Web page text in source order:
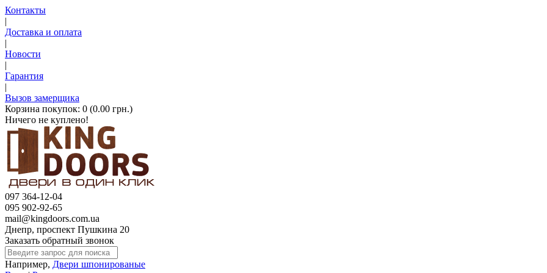
Контакты
|
Доставка и оплата
|
Новости
|
Гарантия
|
Вызов замерщика
Корзина покупок: 0 (0.00 грн.)
Ничего не куплено!
097 364-12-04
095 902-92-65
mail@kingdoors.com.ua
Днепр, проспект Пушкина 20
Заказать обратный звонок
Например, Двери шпонированые